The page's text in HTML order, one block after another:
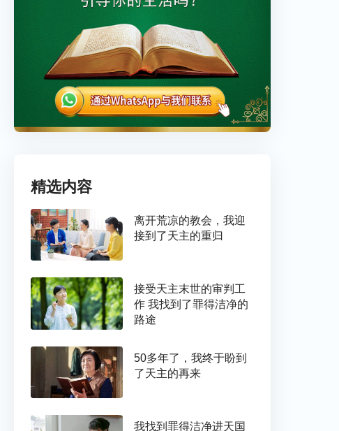
精选内容
离开荒凉的教会，我迎
接到了天主的重归
接受天主末世的审判工
作 我找到了罪得洁净的
路途
50多年了，我终于盼到
了天主的再来
我找到罪得洁净进天国